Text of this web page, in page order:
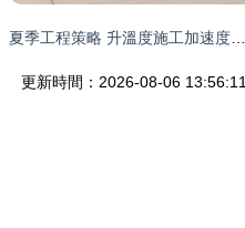
更新時間：2026-08-06 13:56:11